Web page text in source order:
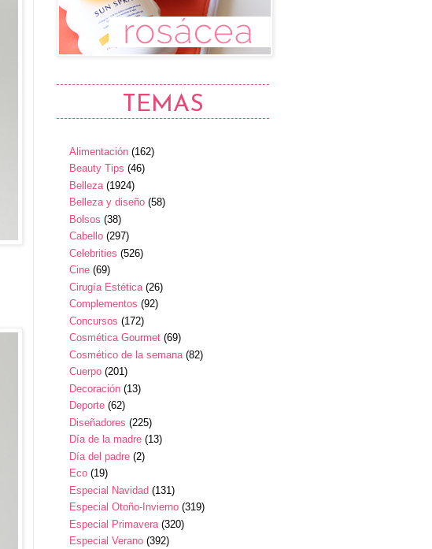
TEMAS
Alimentación (162)
Beauty Tips (46)
Belleza (1924)
Belleza y diseño (58)
Bolsos (38)
Cabello (297)
Celebrities (526)
Cine (69)
Cirugía Estética (26)
Complementos (92)
Concursos (172)
Cosmética Gourmet (69)
Cosmético de la semana (82)
Cuerpo (201)
Decoración (13)
Deporte (62)
Diseñadores (225)
Día de la madre (13)
Día del padre (2)
Eco (19)
Especial Navidad (131)
Especial Otoño-Invierno (319)
Especial Primavera (320)
Especial Verano (392)